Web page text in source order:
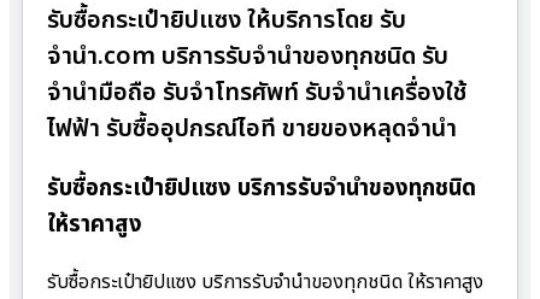
รับซื้อกระเป๋ายิปแซง ให้บริการโดย รับ
จํานํา.com บริการรับจำนำของทุกชนิด รับ
จำนำมือถือ รับจำโทรศัพท์ รับจำนำเครื่องใช้
ไฟฟ้า รับซื้ออุปกรณ์ไอที ขายของหลุดจำนำ
รับซื้อกระเป๋ายิปแซง บริการรับจำนำของทุกชนิด
ให้ราคาสูง
รับซื้อกระเป๋ายิปแซง บริการรับจำนำของทุกชนิด ให้ราคาสูง